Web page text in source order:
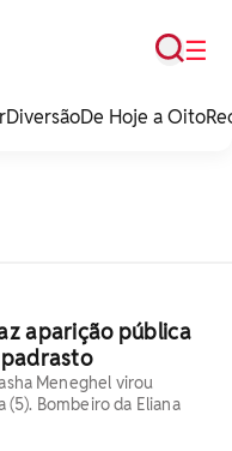
☰
Busca
DiversãoDe Hoje a Oito
aparição pública
Meneghel virou
Bombeiro da Eliana